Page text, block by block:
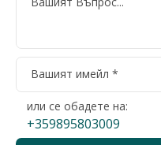
или се обадете на:
+359895803009